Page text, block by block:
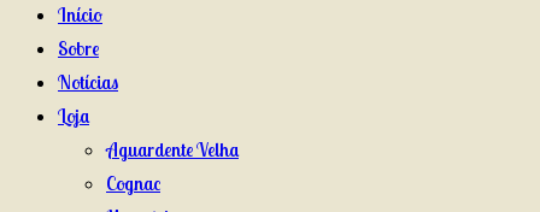
Início
Sobre
Notícias
Loja
Aguardente Velha
Cognac